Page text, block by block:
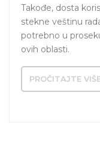
Takođe, dosta
stekne veštinu
potrebno u
ovih oblasti.
PROČITAJTE